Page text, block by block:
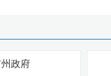
政府